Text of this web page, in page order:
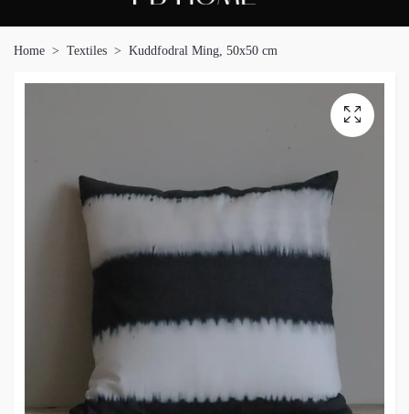
Home Textiles Kuddfodral Ming, 50x50 cm